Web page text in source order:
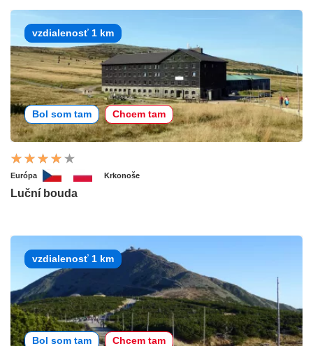
vzdialenosť 1 km
Bol som tam Chcem tam
Európa Krkonoše
Luční bouda
vzdialenosť 1 km
Bol som tam Chcem tam